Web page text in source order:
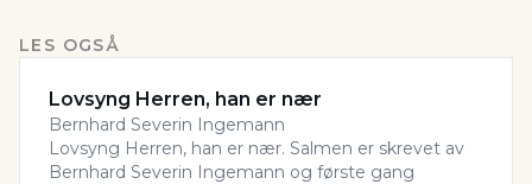
LES OGSÅ
Lovsyng Herren, han er nær
Bernhard Severin Ingemann
Lovsyng Herren, han er nær. Salmen er skrevet av
Bernhard Severin Ingemann og første gang